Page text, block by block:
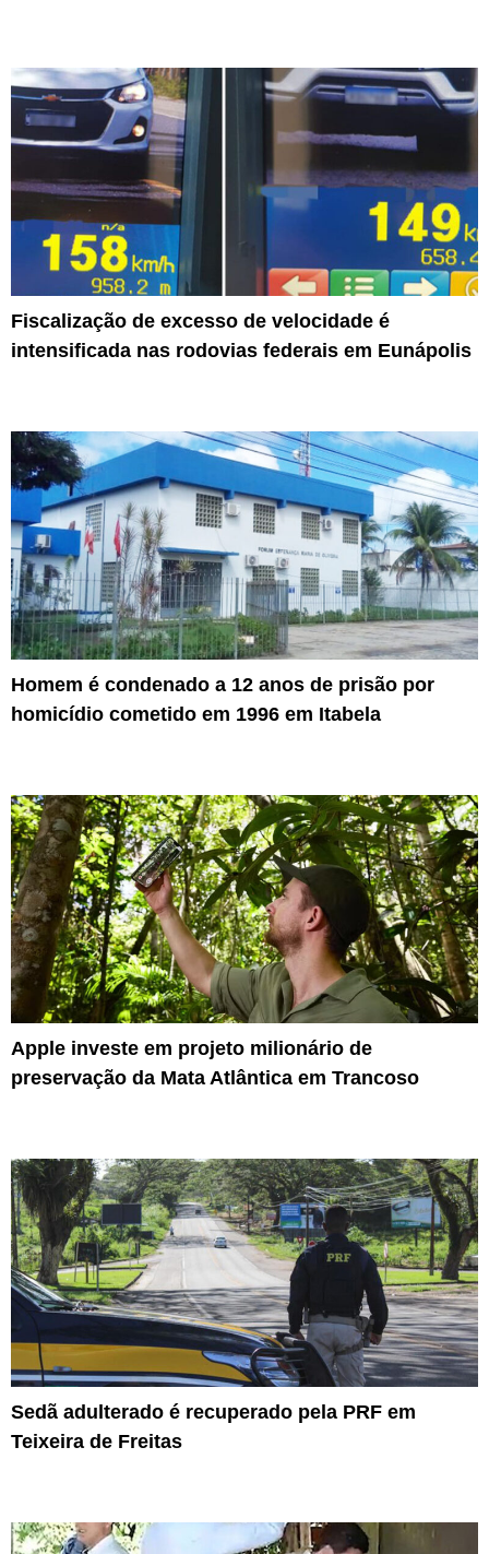
Fiscalização de excesso de velocidade é
intensificada nas rodovias federais em Eunápolis
Homem é condenado a 12 anos de prisão por
homicídio cometido em 1996 em Itabela
Apple investe em projeto milionário de
preservação da Mata Atlântica em Trancoso
Sedã adulterado é recuperado pela PRF em
Teixeira de Freitas